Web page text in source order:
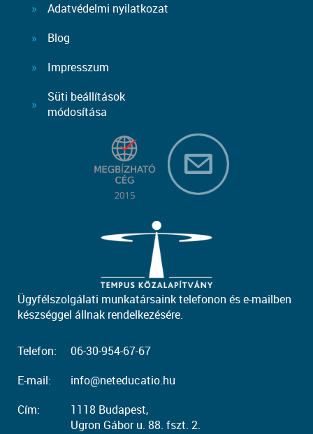
Adatvédelmi nyilatkozat
Blog
Impresszum
Süti beállítások
módosítása
Ügyfélszolgálati munkatársaink telefonon és e-mailben
készséggel állnak rendelkezésére.
Telefon:
06-30-954-67-67
E-mail:
info@neteducatio.hu
Cím:
1118 Budapest,
Ugron Gábor u. 88. fszt. 2.